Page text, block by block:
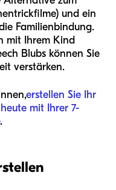
und ein
Familienbindung.
mit Ihrem Kind
Blubs können Sie
verstärken.
erstellen Sie Ihr
mit Ihrer 7-
.